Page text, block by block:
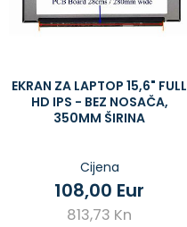
EKRAN ZA LAPTOP 15,6" FULL
HD IPS - BEZ NOSAČA,
350MM ŠIRINA
Cijena
813,73 Kn
108,00 Eur